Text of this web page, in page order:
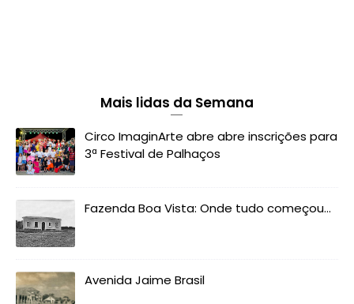
Mais lidas da Semana
Circo ImaginArte abre abre inscrições para
3ª Festival de Palhaços
Fazenda Boa Vista: Onde tudo começou...
Avenida Jaime Brasil